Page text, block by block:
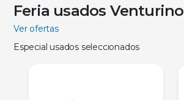
Feria usados Venturino
Ver ofertas
Especial usados seleccionados